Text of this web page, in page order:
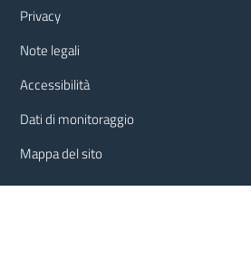
Privacy
Note legali
Accessibilità
Dati di monitoraggio
Mappa del sito